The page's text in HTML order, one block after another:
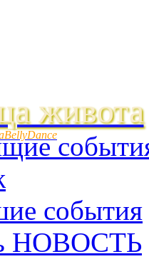
живота
события
НОВОСТЬ